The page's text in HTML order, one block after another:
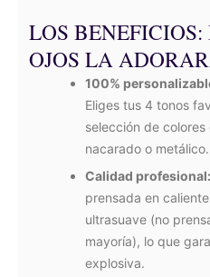
LOS BENEFICIOS:
OJOS LA
100%
Eliges tus 4 tonos
selección de
nacarado o metálico.
Calidad profesional:
prensada en
ultrasuave (no
mayoría), lo que
explosiva.